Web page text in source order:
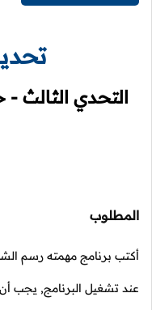
التحدي الثالث
المطلوب
أكتب برنامج مهمته رسم
عند تشغيل البرنامج, يجب